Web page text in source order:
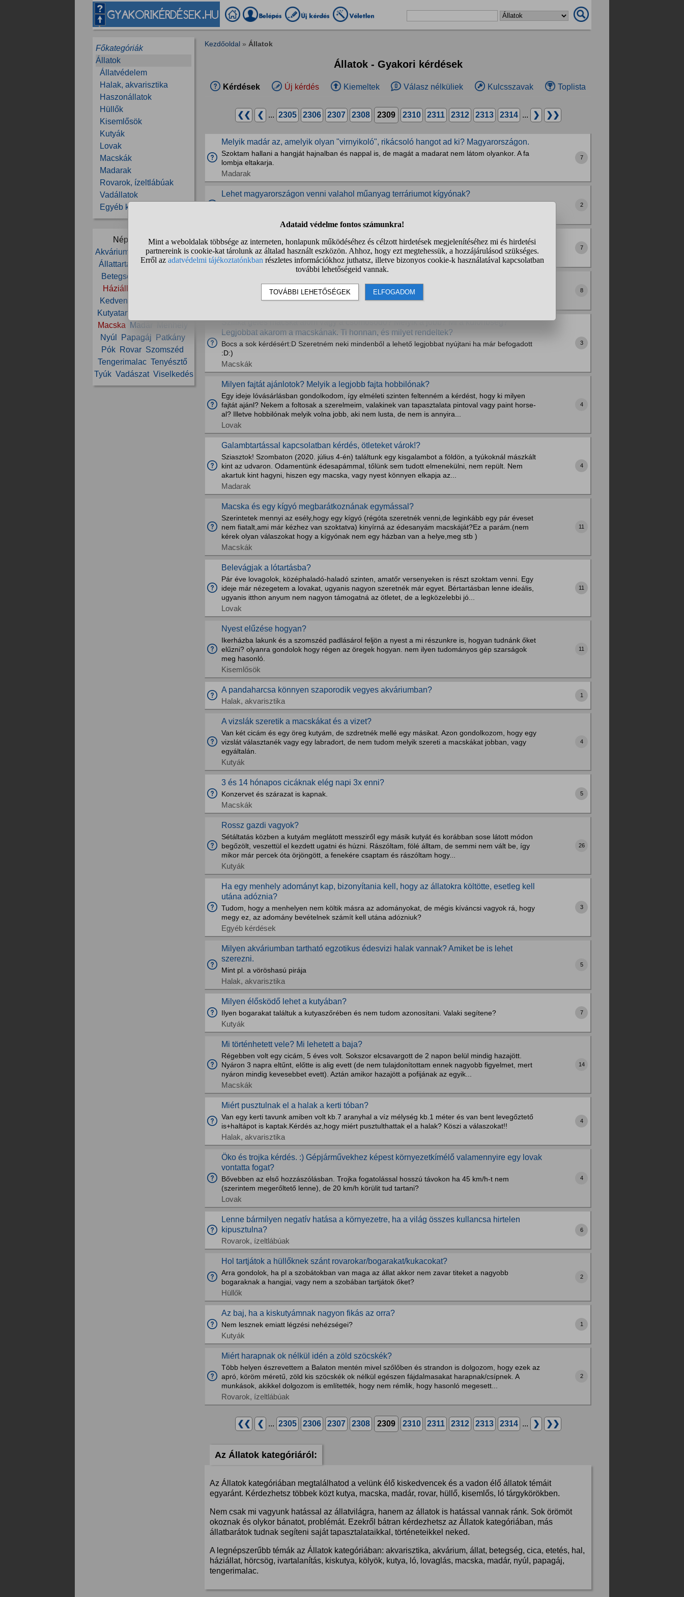
Főkategóriák
Állatok
Állatvédelem
Halak, akvarisztika
Haszonállatok
Hüllők
Kisemlősök
Kutyák
Lovak
Macskák
Madarak
Rovarok, ízeltlábúak
Vadállatok
Egyéb kérdések
Népszerű témák:
Akvárium
Állat Állatorvos
Állattartás
Állatvédelem
Betegség
Háziállat
Kedvenc
Kutyatartás
Macska
Madár
Nyúl
Papagáj
Patkány
Pók Rovar Szomszéd
Tengerimalac Tenyésztő
Tyúk Vadászat Viselkedés
Kezdőoldal » Állatok
Állatok - Gyakori kérdések
Kérdések Új kérdés Kiemeltek Válasz nélküliek Kulcsszavak Toplista
❮❮ ❮ ... 2305 2306 2307 2308 2309 2310 2311 2312 2313 2314 ... ❯ ❯❯
Melyik madár az, amelyik olyan "virnyikoló", rikácsoló hangot ad ki? Magyarországon.
Szoktam hallani a hangját hajnalban és nappal is, de magát a madarat nem látom olyankor. A fa
lombja eltakarja.
Madarak
7
Lehet magyarországon venni valahol műanyag terráriumot kígyónak?
2
Melyik magyar állatkertben van a legtöbb fajta kígyó?
Mérgeskígyók/óriáskígyók egyaránt
Hüllők
7
Ha leteszem a díjlovas REV-et, melyik kategóriákban indulhatok közvetlenül? 8
Szilika géles macska alom vagy a csomosodó? Melyik a jobb? Mi a különbség?
Legjobbat akarom a macskának. Ti honnan, és milyet rendeltek?
Bocs a sok kérdésért:D Szeretném neki mindenből a lehető legjobbat nyújtani ha már befogadott
:D:)
Macskák
3
Milyen fajtát ajánlotok? Melyik a legjobb fajta hobbilónak?
Egy ideje lóvásárlásban gondolkodom, így elméleti szinten feltenném a kérdést, hogy ki milyen
fajtát ajánl? Nekem a foltosak a szerelmeim, valakinek van tapasztalata pintoval vagy paint horse-
al? Illetve hobbilónak melyik volna jobb, aki nem lusta, de nem is annyira...
Lovak
4
Galambtartással kapcsolatban kérdés, ötleteket várok!?
Sziasztok! Szombaton (2020. július 4-én) találtunk egy kisgalambot a földön, a tyúkoknál mászkált
kint az udvaron. Odamentünk édesapámmal, tőlünk sem tudott elmenekülni, nem repült. Nem
akartuk kint hagyni, hiszen egy macska, vagy nyest könnyen elkapja az...
Madarak
4
Macska és egy kígyó megbarátkoznának egymással?
Szerintetek mennyi az esély,hogy egy kígyó (régóta szeretnék venni,de leginkább egy pár éveset
nem fiatalt,ami már kézhez van szoktatva) kinyírná az édesanyám macskáját?Ez a parám.(nem
kérek olyan válaszokat hogy a kígyónak nem egy házban van a helye,meg stb )
Macskák
11
Belevágjak a lótartásba?
Pár éve lovagolok, középhaladó-haladó szinten, amatőr versenyeken is részt szoktam venni. Egy
ideje már nézegetem a lovakat, ugyanis nagyon szeretnék már egyet. Bértartásban lenne ideális,
ugyanis itthon anyum nem nagyon támogatná az ötletet, de a legközelebbi jó...
Lovak
11
Nyest elűzése hogyan?
Ikerházba lakunk és a szomszéd padlásárol feljön a nyest a mi részunkre is, hogyan tudnánk őket
elűzni? olyanra gondolok hogy régen az öregek hogyan. nem ilyen tudományos gép szarságok
meg hasonló.
Kisemlősök
11
A pandaharcsa könnyen szaporodik vegyes akváriumban?
Halak, akvarisztika
1
A vizslák szeretik a macskákat és a vizet?
Van két cicám és egy öreg kutyám, de szdretnék mellé egy másikat. Azon gondolkozom, hogy egy
vizslát választanék vagy egy labradort, de nem tudom melyik szereti a macskákat jobban, vagy
egyáltalán.
Kutyák
4
3 és 14 hónapos cicáknak elég napi 3x enni?
Konzervet és szárazat is kapnak.
Macskák
5
Rossz gazdi vagyok?
Sétáltatás közben a kutyám meglátott messziről egy másik kutyát és korábban sose látott módon
begőzölt, veszettül el kezdett ugatni és húzni. Rászóltam, fölé álltam, de semmi nem vált be, így
mikor már percek óta örjöngött, a fenekére csaptam és rászóltam hogy...
Kutyák
26
Ha egy menhely adományt kap, bizonyítania kell, hogy az állatokra költötte, esetleg kell
utána adóznia?
Tudom, hogy a menhelyen nem költik másra az adományokat, de mégis kíváncsi vagyok rá, hogy
megy ez, az adomány bevételnek számít kell utána adózniuk?
Egyéb kérdések
3
Milyen akváriumban tartható egzotikus édesvizi halak vannak? Amiket be is lehet
szerezni.
Mint pl. a vöröshasú pirája
Halak, akvarisztika
5
Milyen élősködő lehet a kutyában?
Ilyen bogarakat találtuk a kutyaszőrében és nem tudom azonosítani. Valaki segítene?
Kutyák
7
Mi történhetett vele? Mi lehetett a baja?
Régebben volt egy cicám, 5 éves volt. Sokszor elcsavargott de 2 napon belül mindig hazajött.
Nyáron 3 napra eltűnt, előtte is alig evett (de nem tulajdonítottam ennek nagyobb figyelmet, mert
nyáron mindig kevesebbet evett). Aztán amikor hazajött a pofijának az egyik...
Macskák
14
Miért pusztulnak el a halak a kerti tóban?
Van egy kerti tavunk amiben volt kb.7 aranyhal a víz mélység kb.1 méter és van bent levegőztető
is+haltápot is kaptak.Kérdés az,hogy miért pusztulthattak el a halak? Köszi a válaszokat!!
Halak, akvarisztika
4
Öko és trojka kérdés. :) Gépjárművekhez képest környezetkímélő valamennyire egy lovak
vontatta fogat?
Bővebben az első hozzászólásban. Trojka fogatolással hosszú távokon ha 45 km/h-t nem
(szerintem megerőltető lenne), de 20 km/h körülit tud tartani?
Lovak
4
Lenne bármilyen negatív hatása a környezetre, ha a világ összes kullancsa hirtelen
kipusztulna?
Rovarok, ízeltlábúak
6
Hol tartjátok a hüllőknek szánt rovarokar/bogarakat/kukacokat?
Arra gondolok, ha pl a szobátokban van maga az állat akkor nem zavar titeket a nagyobb
bogaraknak a hangjai, vagy nem a szobában tartjátok őket?
Hüllők
2
Az baj, ha a kiskutyámnak nagyon fikás az orra?
Nem lesznek emiatt légzési nehézségei?
Kutyák
1
Miért harapnak ok nélkül idén a zöld szöcskék?
Több helyen észrevettem a Balaton mentén mivel szőlőben és strandon is dolgozom, hogy ezek az
apró, köröm méretű, zöld kis szöcskék ok nélkül egészen fájdalmasakat harapnak/csípnek. A
munkások, akikkel dolgozom is említették, hogy nem rémlik, hogy hasonló megesett...
Rovarok, ízeltlábúak
2
❮❮ ❮ ... 2305 2306 2307 2308 2309 2310 2311 2312 2313 2314 ... ❯ ❯❯
Az Állatok kategóriáról:
Az Állatok kategóriában megtalálhatod a velünk élő kiskedvencek és a vadon élő állatok témáit
egyaránt. Kérdezhetsz többek közt kutya, macska, madár, rovar, hüllő, kisemlős, ló tárgykörökben.
Nem csak mi vagyunk hatással az állatvilágra, hanem az állatok is hatással vannak ránk. Sok örömöt
okoznak és olykor bánatot, problémát. Ezekről bátran kérdezhetsz az Állatok kategóriában, más
állatbarátok tudnak segíteni saját tapasztalataikkal, történeteikkel neked.
A legnépszerűbb témák az Állatok kategóriában: akvarisztika, akvárium, állat, betegség, cica, etetés, hal,
háziállat, hörcsög, ivartalanítás, kiskutya, kölyök, kutya, ló, lovaglás, macska, madár, nyúl, papagáj,
tengerimalac.